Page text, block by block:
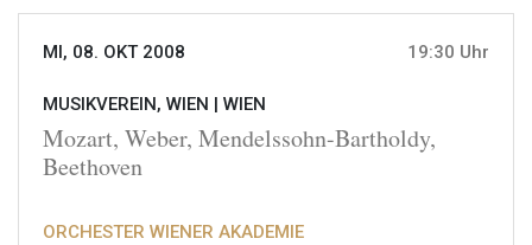
MI, 08. OKT 2008 19:30 Uhr
MUSIKVEREIN, WIEN | WIEN
Mozart, Weber, Mendelssohn-Bartholdy,
Beethoven
ORCHESTER WIENER AKADEMIE